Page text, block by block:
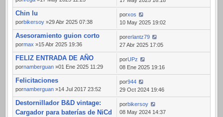
Chin lu
porbikersoy »29 Abr 2025 07:38
porxos
10 May 2025 19:02
Asesoramiento guion corto
pormax »15 Abr 2025 19:36
porerlantz79
27 Abr 2025 17:05
FELIZ ENTRADA DE AÑO
pornamberguan »01 Ene 2025 11:29
porUPz
08 Ene 2025 19:16
Felicitaciones
pornamberguan »14 Jul 2017 23:52
por944
29 Oct 2024 19:46
Destornillador B&D vintage:
Cargador para baterías de NiCd
porbikersoy
08 May 2024 14:37